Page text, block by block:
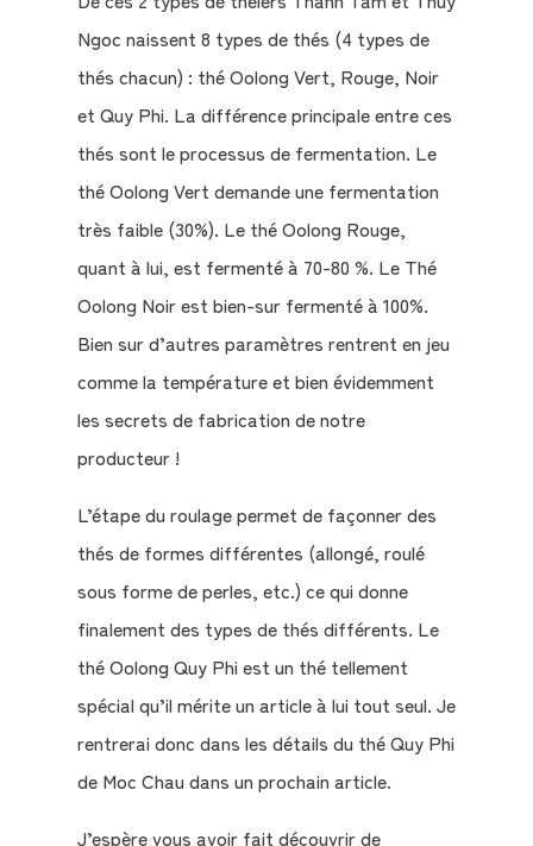
Ngoc naissent 8 types de thés (4 types de
thés chacun) : thé Oolong Vert, Rouge, Noir
et Quy Phi. La différence principale entre ces
thés sont le processus de fermentation. Le
thé Oolong Vert demande une fermentation
très faible (30%). Le thé Oolong Rouge,
quant à lui, est fermenté à 70-80 %. Le Thé
Oolong Noir est bien-sur fermenté à 100%.
Bien sur d’autres paramètres rentrent en jeu
comme la température et bien évidemment
les secrets de fabrication de notre
producteur !
L’étape du roulage permet de façonner des
thés de formes différentes (allongé, roulé
sous forme de perles, etc.) ce qui donne
finalement des types de thés différents. Le
thé Oolong Quy Phi est un thé tellement
spécial qu’il mérite un article à lui tout seul. Je
rentrerai donc dans les détails du thé Quy Phi
de Moc Chau dans un prochain article.
J’espère vous avoir fait découvrir de